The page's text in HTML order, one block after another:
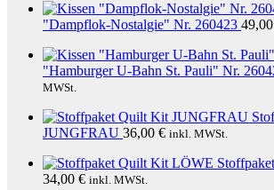
"Dampflok-Nostalgie" Nr. 260423 49,00
"Hamburger U-Bahn St. Pauli" Nr.
MWSt.
JUNGFRAU 36,00 € inkl. MWSt.
34,00 € inkl. MWSt.